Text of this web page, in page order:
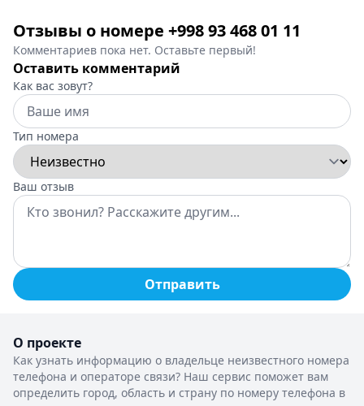
Отзывы о номере +998 93 468 01 11
Комментариев пока нет. Оставьте первый!
Оставить комментарий
Как вас зовут?
Тип номера
Ваш отзыв
Отправить
О проекте
Как узнать информацию о владельце неизвестного номера
телефона и операторе связи? Наш сервис поможет вам
определить город, область и страну по номеру телефона в